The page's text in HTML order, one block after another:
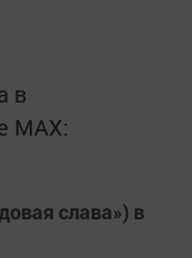
в
MАХ:
слава») в